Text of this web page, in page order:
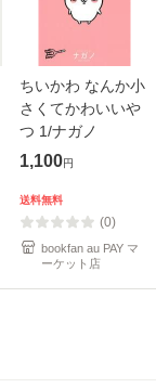
ちいかわ なんか小
さくてかわいいや
つ 1/ナガノ
1,100円
送料無料
(0)
bookfan au PAY マ
ーケット店